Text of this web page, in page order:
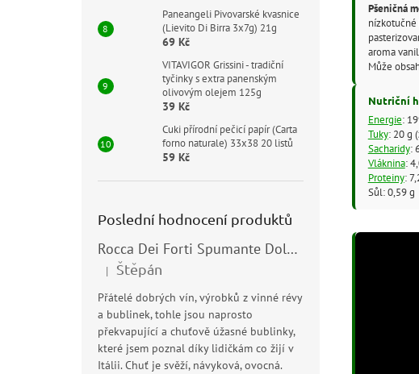
Paneangeli Pivovarské kvasnice
(Lievito Di Birra 3x7g) 21g
69 Kč
VITAVIGOR Grissini - tradiční
tyčinky s extra panenským
olivovým olejem 125g
39 Kč
Cuki přírodní pečicí papír (Carta
forno naturale) 33x38 20 listů
59 Kč
Poslední hodnocení produktů
Rocca Dei Forti Spumante Dolce 11,5% 0,75l
Hodnocení produktu je 5 z 5 hvězdiček.
| Štěpán
Přátelé dobrých vín, výrobků z vinné révy
a bublinek, tohle jsou naprosto
překvapující a chuťově úžasné bublinky,
které jsem poznal díky lidičkám co žijí v
Itálii. Chuť je svěží, návyková, ovocná.
Pšeničná
nízkotučné
aroma
Může
Nutriční
Energie:
Tuky: 20 g
Sacharidy:
Vláknina:
Proteiny:
Sůl: 0,59 g